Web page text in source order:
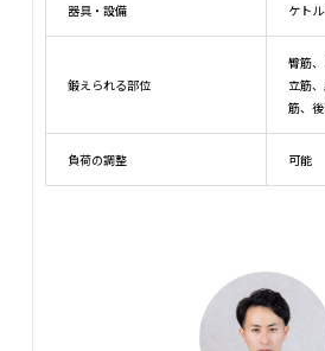
器具・設備 ケト
鍛えられる部位
臀筋
立筋
筋、
負荷の調整 可能